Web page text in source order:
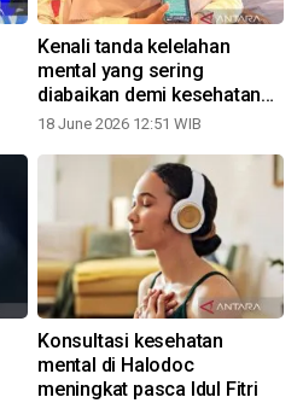
Kenali tanda kelelahan
mental yang sering
diabaikan demi kesehatan
tubuh
18 June 2026 12:51 WIB
Konsultasi kesehatan
mental di Halodoc
meningkat pasca Idul Fitri